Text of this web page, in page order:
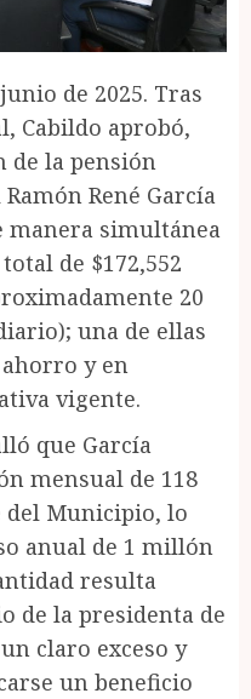
de 2025. Tras
Cabildo aprobó,
de la pensión
René García
manera simultánea
de $172,552
20
una de ellas
y en
vigente.
que García
mensual de 118
del Municipio, lo
anual de 1 millón
resulta
de la presidenta de
claro exceso y
un beneficio